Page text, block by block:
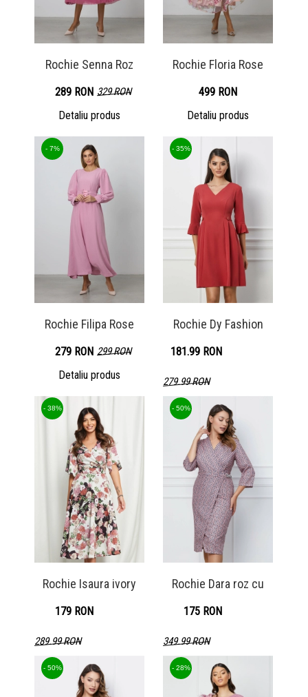
Rochie Senna Roz
289 RON 329 RON
Detaliu produs
Rochie Floria Rose
499 RON
Detaliu produs
Rochie Filipa Rose
- 7%
279 RON 299 RON
Detaliu produs
Rochie Dy Fashion
- 35%
181.99 RON
279.99 RON
Detaliu produs
Rochie Isaura ivory
- 38%
179 RON
289.99 RON
Detaliu produs
Rochie Dara roz cu
- 50%
175 RON
349.99 RON
Detaliu produs
- 50% - 28%